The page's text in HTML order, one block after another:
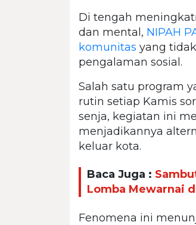
Di tengah
dan mental, NIPAH
komunitas yang
pengalaman sosial.
Salah satu program
rutin setiap Kamis
senja, kegiatan ini
menjadikannya
keluar kota.
Baca Juga :
Lomba Mewarnai
Fenomena ini